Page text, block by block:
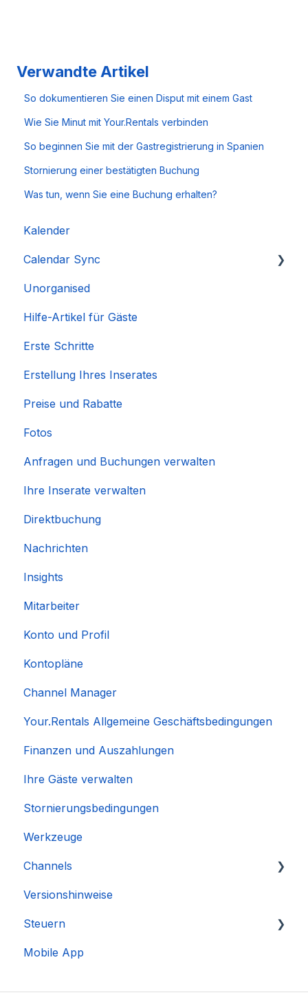
Verwandte Artikel
So dokumentieren Sie einen Disput mit einem Gast
Wie Sie Minut mit Your.Rentals verbinden
So beginnen Sie mit der Gastregistrierung in Spanien
Stornierung einer bestätigten Buchung
Was tun, wenn Sie eine Buchung erhalten?
Kalender
Calendar Sync
Importieren beliebter Kalender
Unorganised
Hilfe-Artikel für Gäste
Erste Schritte
Erstellung Ihres Inserates
Preise und Rabatte
Fotos
Anfragen und Buchungen verwalten
Ihre Inserate verwalten
Direktbuchung
Nachrichten
Insights
Mitarbeiter
Konto und Profil
Kontopläne
Channel Manager
Your.Rentals Allgemeine Geschäftsbedingungen
Finanzen und Auszahlungen
Ihre Gäste verwalten
Stornierungsbedingungen
Werkzeuge
Channels
Integration des Accounts
Versionshinweise
Steuern
DAC 7
Mobile App